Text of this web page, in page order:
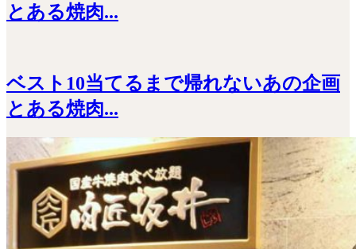
とある焼肉...
ベスト10当てるまで帰れないあの企画
とある焼肉...